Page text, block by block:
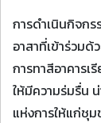
การดำเนินกิจก
อาสาที่เข้าร่วมด้
การทาสีอาคาร
ให้มีความร่มรื่น
แห่งการให้แก่ชุ